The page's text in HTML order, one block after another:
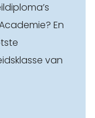
En
van